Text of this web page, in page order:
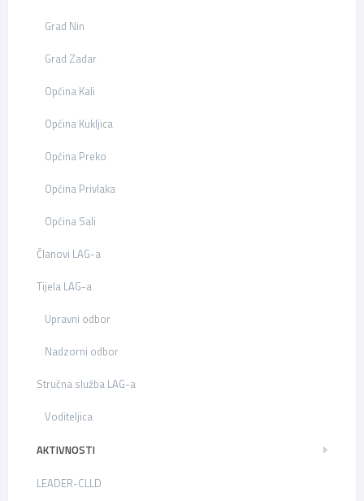
Grad Nin
Grad Zadar
Općina Kali
Općina Kukljica
Općina Preko
Općina Privlaka
Općina Sali
Članovi LAG-a
Tijela LAG-a
Upravni odbor
Nadzorni odbor
Stručna služba LAG-a
Voditeljica
AKTIVNOSTI
LEADER-CLLD